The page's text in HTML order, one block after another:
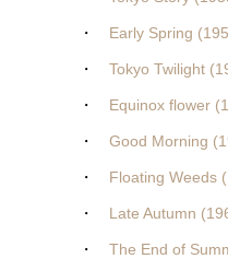
・ Early Spring
・ Tokyo Twilight
・ Equinox flower
・ Good Morning
・ Floating Weeds
・ Late Autumn
・ The End of